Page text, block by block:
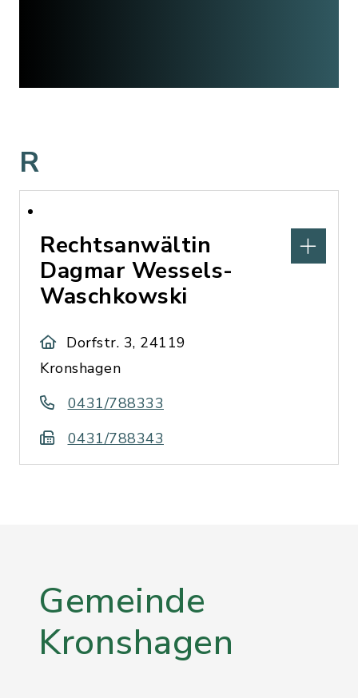
R
Rechtsanwältin
Dagmar Wessels-
Waschkowski
Dorfstr. 3, 24119
Kronshagen
0431/788333
0431/788343
Gemeinde
Kronshagen